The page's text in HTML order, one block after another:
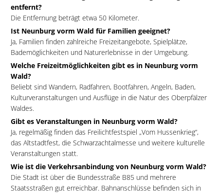
entfernt?
Die Entfernung beträgt etwa 50 Kilometer.
Ist Neunburg vorm Wald für Familien geeignet?
Ja, Familien finden zahlreiche Freizeitangebote, Spielplätze,
Bademöglichkeiten und Naturerlebnisse in der Umgebung.
Welche Freizeitmöglichkeiten gibt es in Neunburg vorm
Wald?
Beliebt sind Wandern, Radfahren, Bootfahren, Angeln, Baden,
Kulturveranstaltungen und Ausflüge in die Natur des Oberpfälzer
Waldes.
Gibt es Veranstaltungen in Neunburg vorm Wald?
Ja, regelmäßig finden das Freilichtfestspiel „Vom Hussenkrieg“,
das Altstadtfest, die Schwarzachtalmesse und weitere kulturelle
Veranstaltungen statt.
Wie ist die Verkehrsanbindung von Neunburg vorm Wald?
Die Stadt ist über die Bundesstraße B85 und mehrere
Staatsstraßen gut erreichbar. Bahnanschlüsse befinden sich in